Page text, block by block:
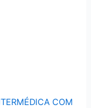
COM